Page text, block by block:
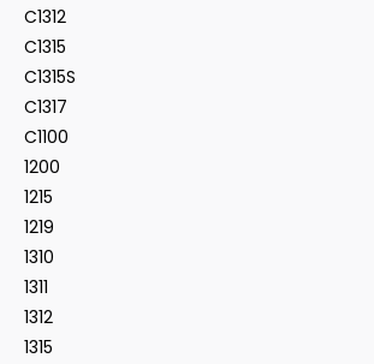
C1312
C1315
C1315S
C1317
C1100
1200
1215
1219
1310
1311
1312
1315